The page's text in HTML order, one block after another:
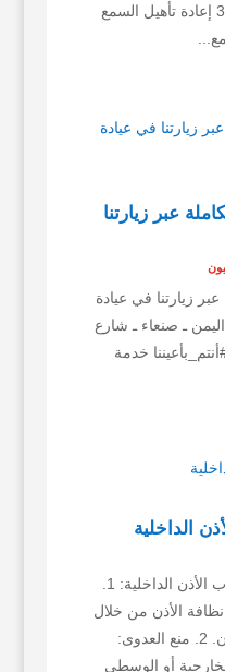
الطبية وفقاً لاحتياجات المريض. 3 إعادة تأهيل السمع
عبر زيارتنا
زيارتنا في عيادة
ـ صنعاء ـ شارع
خدمة
الداخلية
هناك عدة طرق للوقاية من التهاب الأذن الداخلية: 1.
الأذن من خلال
تجنب إدخال أي أشياء داخل الأذن. 2. منع العدوى:
الخارجية أو الوسطى